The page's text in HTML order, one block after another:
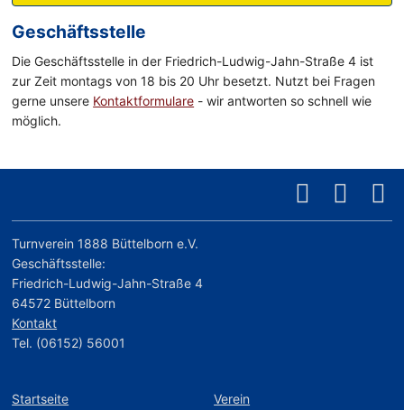
Geschäftsstelle
Die Geschäftsstelle in der Friedrich-Ludwig-Jahn-Straße 4 ist
zur Zeit montags von 18 bis 20 Uhr besetzt. Nutzt bei Fragen
gerne unsere Kontaktformulare - wir antworten so schnell wie
möglich.
Turnverein 1888 Büttelborn e.V.
Geschäftsstelle:
Friedrich-Ludwig-Jahn-Straße 4
64572 Büttelborn
Kontakt
Tel. (06152) 56001
Startseite
Verein